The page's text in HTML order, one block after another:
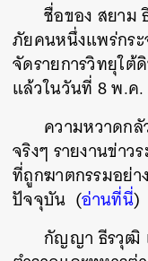
ชื่อของ สยาม
ภัยคนหนึ่งแพร่กระ
จัดรายการวิทยุใ
แล้วในวันที่ 8 พ.ค.
ความหวาดก
จริงๆ รายงานข่า
ที่ถูกฆาตกรรมอย่
ปัจจุบัน (อ่านที่นี่)
กัญญา ธีรวุฒิ